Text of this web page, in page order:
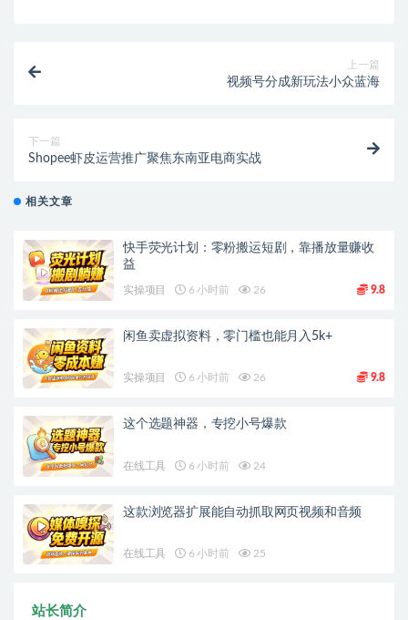
上一篇
视频号分成新玩法小众蓝海
下一篇
Shopee虾皮运营推广聚焦东南亚电商实战
相关文章
快手荧光计划：零粉搬运短剧，靠播放量赚收
益
实操项目 6 小时前 26 9.8
闲鱼卖虚拟资料，零门槛也能月入5k+
实操项目 6 小时前 26 9.8
这个选题神器，专挖小号爆款
在线工具 6 小时前 24
这款浏览器扩展能自动抓取网页视频和音频
在线工具 6 小时前 25
站长简介